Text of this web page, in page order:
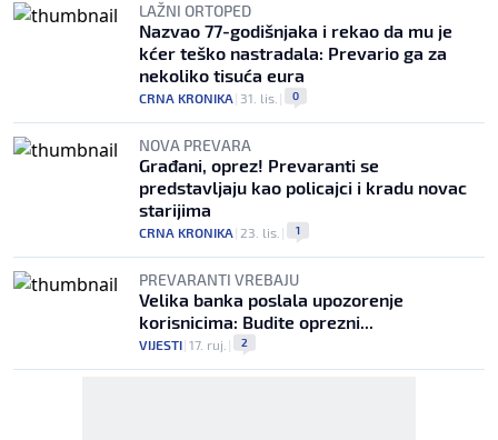
LAŽNI ORTOPED
Nazvao 77-godišnjaka i rekao da mu je
kćer teško nastradala: Prevario ga za
nekoliko tisuća eura
CRNA KRONIKA| 31. lis. | 0
NOVA PREVARA
Građani, oprez! Prevaranti se
predstavljaju kao policajci i kradu novac
starijima
CRNA KRONIKA| 23. lis. | 1
PREVARANTI VREBAJU
Velika banka poslala upozorenje
korisnicima: Budite oprezni...
VIJESTI| 17. ruj. | 2